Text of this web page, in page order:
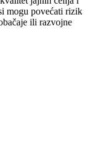
mogu povećati rizik
ili razvojne